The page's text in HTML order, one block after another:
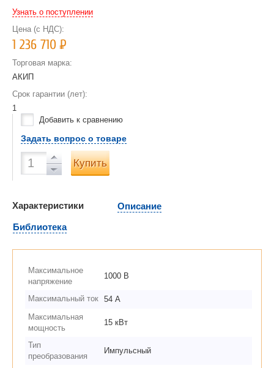
Узнать о поступлении
Цена (с НДС):
1 236 710Р
Торговая марка:
АКИП
Срок гарантии (лет):
1
Добавить к сравнению
Задать вопрос о товаре
Купить
Характеристики
Описание
Библиотека
Максимальное
напряжение
1000 В
Максимальный ток 54 А
Максимальная
мощность
15 кВт
Тип
преобразования
Импульсный